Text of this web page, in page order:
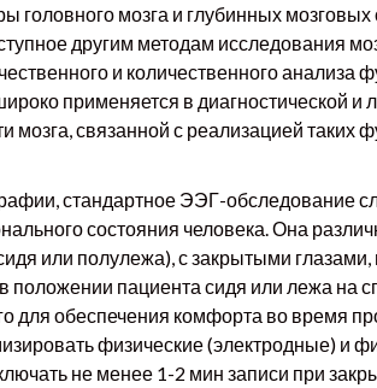
мозга и глубинных мозговых
другим методам исследования
и количественного анализа
применяется в диагностической и
мозга, связанной с реализацией таких
стандартное ЭЭГ-обследование
состояния человека. Она
или полулежа), с закрытыми глазами,
положении пациента сидя или лежа на
для обеспечения комфорта во время
физические (электродные) и
не менее 1-2 мин записи при